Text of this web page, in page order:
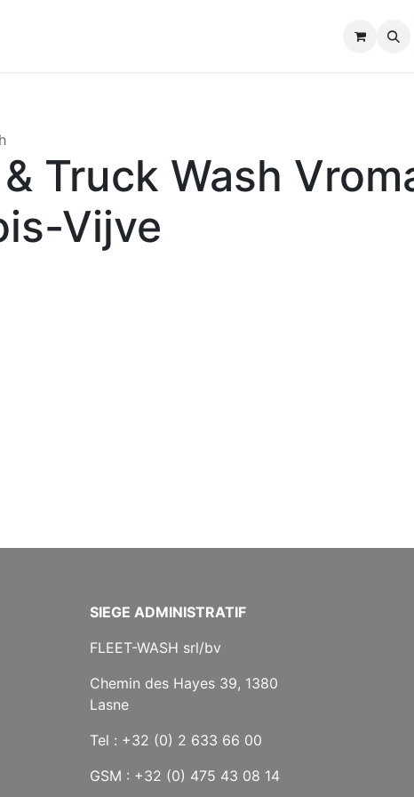
Truck Wash
Vijve
SIEGE ADMINISTRATIF
FLEET-WASH srl/bv
Chemin des Hayes 39, 1380
Lasne
Tel : +32 (0) 2 633 66 00
GSM : +32 (0) 475 43 08 14